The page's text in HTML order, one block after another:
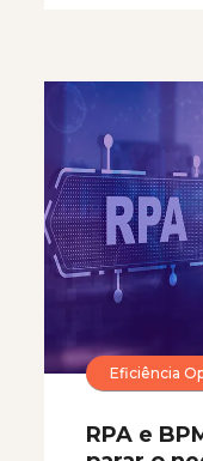
Eficiência
RPA e